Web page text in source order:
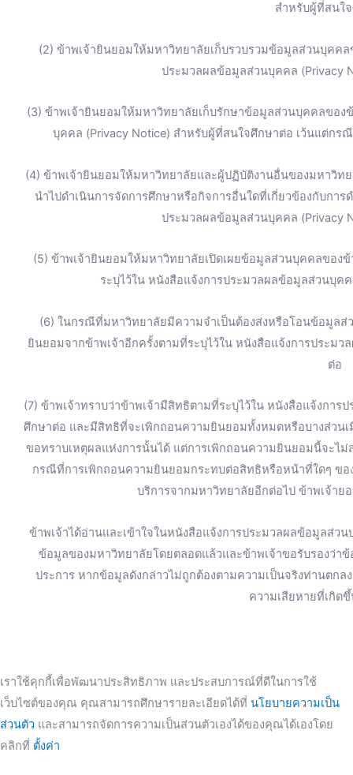
สำหรับผู้ที่สนใ
(2) ข้าพเจ้ายินยอมให้มหาวิทยาลัยเก็บรวบรวมข้อมูลส่วนบุคค
ประมวลผลข้อมูลส่วนบุคคล (Privacy
(3) ข้าพเจ้ายินยอมให้มหาวิทยาลัยเก็บรักษาข้อมูลส่วนบุคคลของ
บุคคล (Privacy Notice) สำหรับผู้ที่สนใจศึกษาต่อ เว้นแต่ก
(4) ข้าพเจ้ายินยอมให้มหาวิทยาลัยและผู้ปฏิบัติงานอื่นของมหาวิท
นำไปดำเนินการจัดการศึกษาหรือกิจการอื่นใดที่เกี่ยวข้องกับกา
ประมวลผลข้อมูลส่วนบุคคล (Privacy
(5) ข้าพเจ้ายินยอมให้มหาวิทยาลัยเปิดเผยข้อมูลส่วนบุคคลของ
ระบุไว้ใน หนังสือแจ้งการประมวลผลข้อมูลส่วนบุค
(6) ในกรณีที่มหาวิทยาลัยมีความจำเป็นต้องส่งหรือโอนข้อมูล
ยินยอมจากข้าพเจ้าอีกครั้งตามที่ระบุไว้ใน หนังสือแจ้งการประม
ต่อ
(7) ข้าพเจ้าทราบว่าข้าพเจ้ามีสิทธิตามที่ระบุไว้ใน หนังสือแจ้งกา
ศึกษาต่อ และมีสิทธิที่จะเพิกถอนความยินยอมทั้งหมดหรือบางส่วน
ขอทราบเหตุผลแห่งการนั้นได้ แต่การเพิกถอนความยินยอมนี้จะไ
กรณีที่การเพิกถอนความยินยอมกระทบต่อสิทธิหรือหน้าที่ใดๆ ขอ
บริการจากมหาวิทยาลัยอีกต่อไป ข้าพเจ้า
ข้าพเจ้าได้อ่านและเข้าใจในหนังสือแจ้งการประมวลผลข้อมูลส่
ข้อมูลของมหาวิทยาลัยโดยตลอดแล้วและข้าพเจ้าขอรับรองว่า
ประการ หากข้อมูลดังกล่าวไม่ถูกต้องตามความเป็นจริงท่านตก
ความเสียหายที่เกิด
เราใช้คุกกี้เพื่อพัฒนาประสิทธิภาพ และประสบการณ์ที่ดีในการใช้
เว็บไซต์ของคุณ คุณสามารถศึกษารายละเอียดได้ที่ นโยบายความเป็น
ส่วนตัว และสามารถจัดการความเป็นส่วนตัวเองได้ของคุณได้เองโดย
คลิกที่ ตั้งค่า